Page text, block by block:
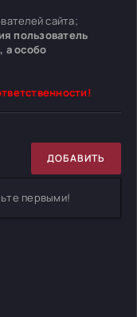
сайта;
пользователь
а особо
ДОБАВИТЬ
первыми!